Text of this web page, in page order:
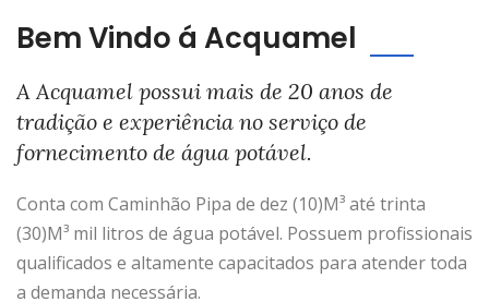
Bem Vindo á Acquamel
A Acquamel possui mais de 20 anos de
tradição e experiência no serviço de
fornecimento de água potável.
Conta com Caminhão Pipa de dez (10)M³ até trinta
(30)M³ mil litros de água potável. Possuem profissionais
qualificados e altamente capacitados para atender toda
a demanda necessária.